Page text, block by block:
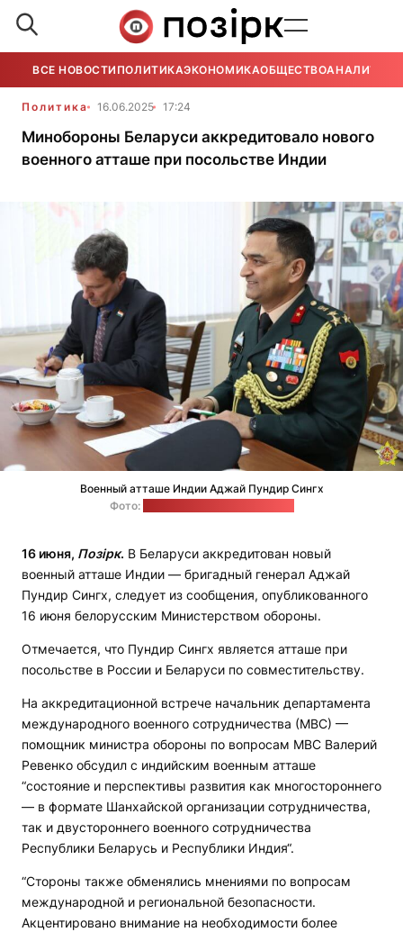
ВСЕ НОВОСТИ ПОЛИТИКАЭКОНОМИКАОБЩЕСТВОАНАЛИТИКА
Политика 16.06.2025 17:24
Минобороны Беларуси аккредитовало нового
военного атташе при посольстве Индии
Военный атташе Индии Аджай Пундир Сингх
Фото:
16 июня, Позірк. В Беларуси аккредитован новый
военный атташе Индии — бригадный генерал Аджай
Пундир Сингх, следует из сообщения, опубликованного
16 июня белорусским Министерством обороны.
Отмечается, что Пундир Сингх является атташе при
посольстве в России и Беларуси по совместительству.
На аккредитационной встрече начальник департамента
международного военного сотрудничества (МВС) —
помощник министра обороны по вопросам МВС Валерий
Ревенко обсудил с индийским военным атташе
“состояние и перспективы развития как многостороннего
— в формате Шанхайской организации сотрудничества,
так и двустороннего военного сотрудничества
Республики Беларусь и Республики Индия“.
“Стороны также обменялись мнениями по вопросам
международной и региональной безопасности.
Акцентировано внимание на необходимости более